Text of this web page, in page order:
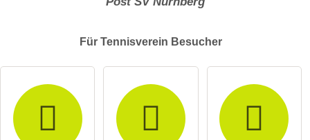
Für Tennisverein Besucher